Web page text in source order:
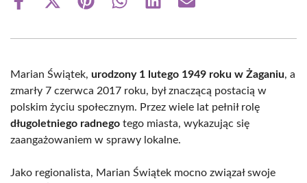
Share
Share
(Twitter)
Share Share Share Share
Marian Świątek, urodzony 1 lutego 1949 roku w Żaganiu, a
zmarły 7 czerwca 2017 roku, był znaczącą postacią w
polskim życiu społecznym. Przez wiele lat pełnił rolę
długoletniego radnego tego miasta, wykazując się
zaangażowaniem w sprawy lokalne.
Jako regionalista, Marian Świątek mocno związał swoje